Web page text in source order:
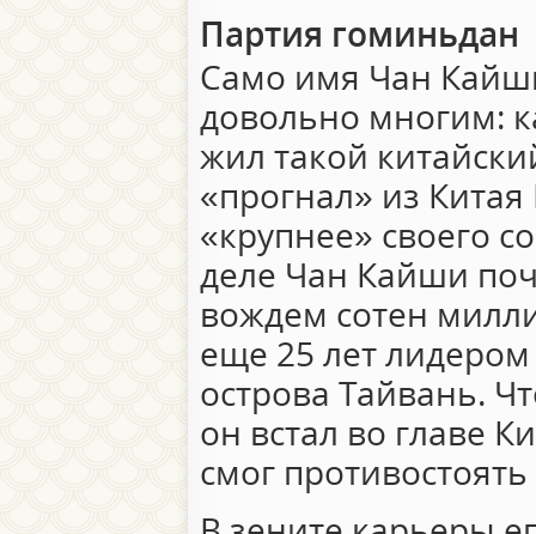
Партия гоминьдан
Само имя Чан
довольно многим:
жил такой
«прогнал» из
«крупнее» своего
деле Чан Кайши
вождем сотен
еще 25 лет
острова Тайвань.
он встал во главе
смог